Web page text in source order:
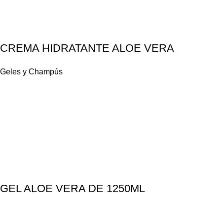
CREMA HIDRATANTE ALOE VERA
Geles y Champús
GEL ALOE VERA DE 1250ML